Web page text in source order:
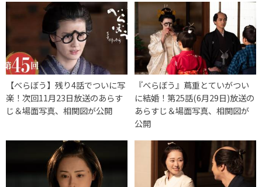
【べらぼう】残り4話でついに写
楽！次回11月23日放送のあらす
じ＆場面写真、相関図が公開
『べらぼう』蔦重とていがつい
に結婚！第25話(6月29日)放送の
あらすじ＆場面写真、相関図が
公開